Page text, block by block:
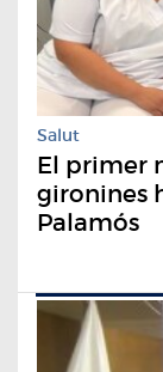
Salut
El primer
gironines
Palamós